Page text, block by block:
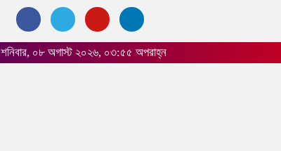
শনিবার, ০৮ অগাস্ট ২০২৬, ০৩:৫৫ অপরাহ্ন